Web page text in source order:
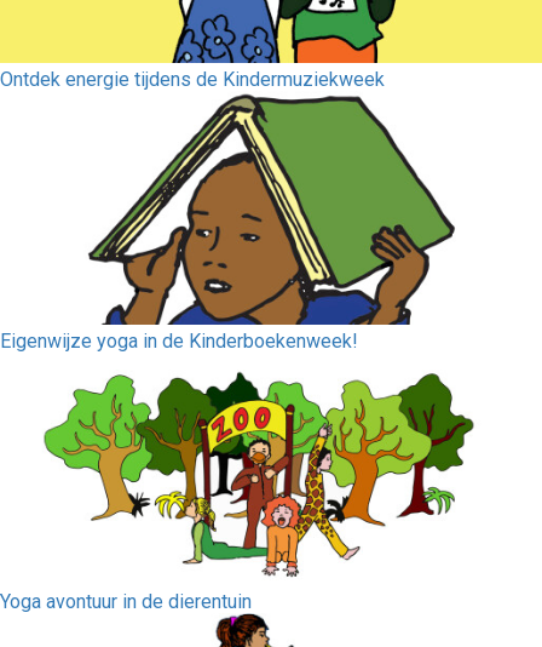
Ontdek energie tijdens de Kindermuziekweek
Eigenwijze yoga in de Kinderboekenweek!
Yoga avontuur in de dierentuin